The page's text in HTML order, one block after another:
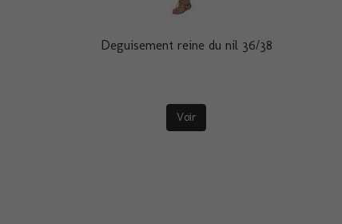
Deguisement reine du nil 36/38
Voir